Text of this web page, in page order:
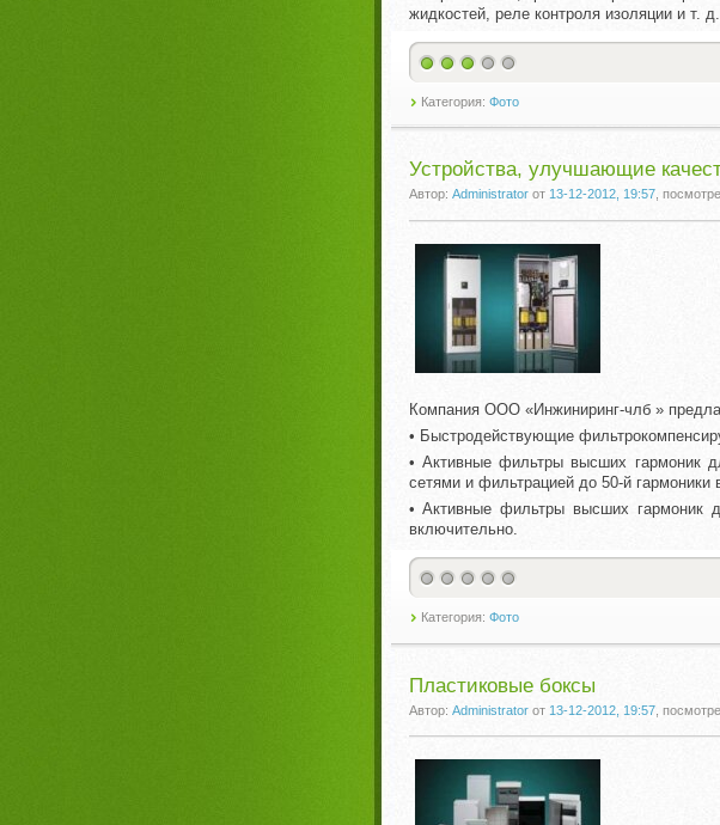
жидкостей, реле контроля изоляции и т. д.
Категория: Фото
Устройства, улучшающие
Автор: Administratorот 13-12-2012, 19:57,
Компания ООО «Инжиниринг-члб »
• Быстродействующие
• Активные фильтры высших гармоник
сетями и фильтрацией до 50-й гармоники
• Активные фильтры высших гармоник
включительно.
Категория: Фото
Пластиковые боксы
Автор: Administratorот 13-12-2012, 19:57,